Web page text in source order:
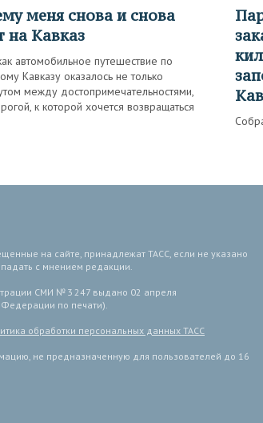
на Кавказ
автомобильное путешествие по
Кавказу оказалось не только
между достопримечательностями,
к которой хочется возвращаться
Парапланы над склонами,
на сайте, принадлежат ТАСС, если не указано
с мнением редакции.
СМИ № 3 247 выдано 02 апреля
Федерации по печати).
обработки персональных данных ТАСС
не предназначенную для пользователей до 16